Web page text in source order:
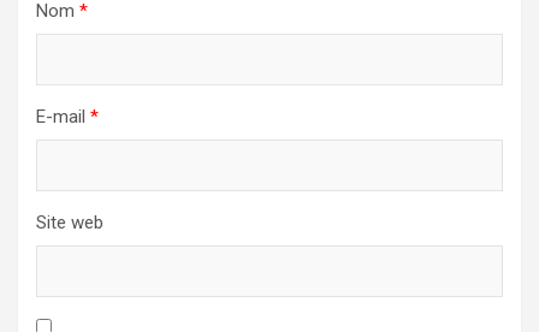
Nom *
E-mail *
Site web